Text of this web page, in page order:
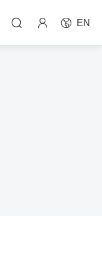
   EN